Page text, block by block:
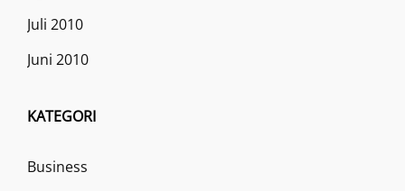
Juli 2010
Juni 2010
KATEGORI
Business